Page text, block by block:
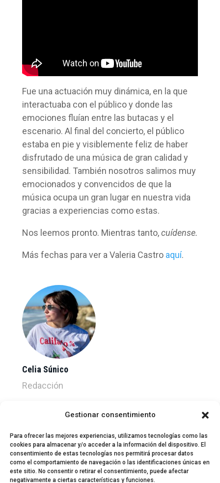
Gestionar consentimiento
Para ofrecer las mejores experiencias, utilizamos tecnologías como las
cookies para almacenar y/o acceder a la información del dispositivo. El
consentimiento de estas tecnologías nos permitirá procesar datos
como el comportamiento de navegación o las identificaciones únicas en
este sitio. No consentir o retirar el consentimiento, puede afectar
negativamente a ciertas características y funciones.
Fue una actuación muy dinámica, en la que
interactuaba con el público y donde las
emociones fluían entre las butacas y el
escenario. Al final del concierto, el público
estaba en pie y visiblemente feliz de haber
disfrutado de una música de gran calidad y
sensibilidad. También nosotros salimos muy
emocionados y convencidos de que la
música ocupa un gran lugar en nuestra vida
gracias a experiencias como estas.
Nos leemos pronto. Mientras tanto,cuídense.
Más fechas para ver a Valeria Castro aquí.
Celia Súnico
Redacción